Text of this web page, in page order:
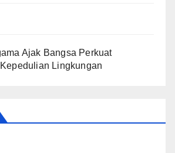
Ajak Bangsa Perkuat
Lingkungan